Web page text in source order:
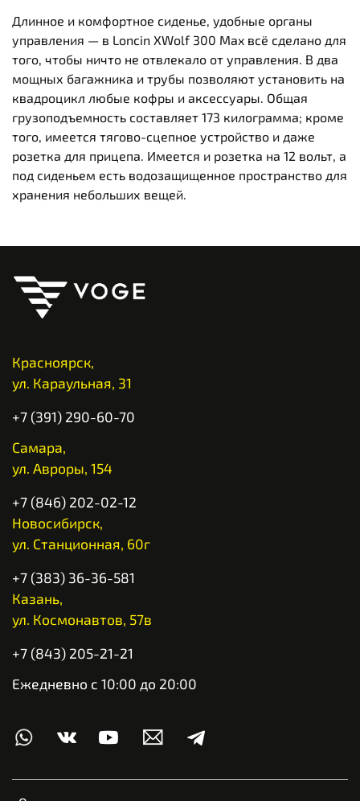
Длинное и комфортное сиденье, удобные органы
управления — в Loncin XWolf 300 Max всё сделано для
того, чтобы ничто не отвлекало от управления. В два
мощных багажника и трубы позволяют установить на
квадроцикл любые кофры и аксессуары. Общая
грузоподъемность составляет 173 килограмма; кроме
того, имеется тягово-сцепное устройство и даже
розетка для прицепа. Имеется и розетка на 12 вольт, а
под сиденьем есть водозащищенное пространство для
хранения небольших вещей.
Красноярск,
ул. Караульная, 31
+7 (391) 290-60-70
Самара,
ул. Авроры, 154
+7 (846) 202-02-12
Новосибирск,
ул. Станционная, 60г
+7 (383) 36-36-581
Казань,
ул. Космонавтов, 57в
+7 (843) 205-21-21
Ежедневно с 10:00 до 20:00